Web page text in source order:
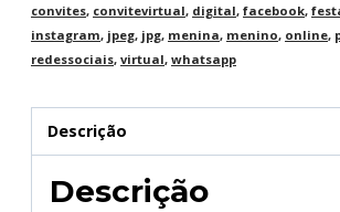
convites, convitevirtual, digital, facebook,
instagram, jpeg, jpg, menina, menino, online,
redessociais, virtual, whatsapp
Descrição
Descrição